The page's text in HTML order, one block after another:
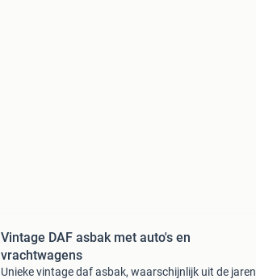
Vintage DAF asbak met auto's en
vrachtwagens
Unieke vintage daf asbak, waarschijnlijk uit de jaren